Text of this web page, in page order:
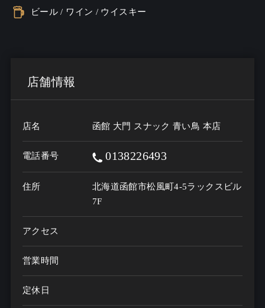
ビール / ワイン / ウイスキー
店舗情報
店名 函館 大門 スナック 青い鳥 本店
電話番号 0138226493
住所
北海道函館市松風町4-5ラックスビル
7F
アクセス
営業時間
定休日